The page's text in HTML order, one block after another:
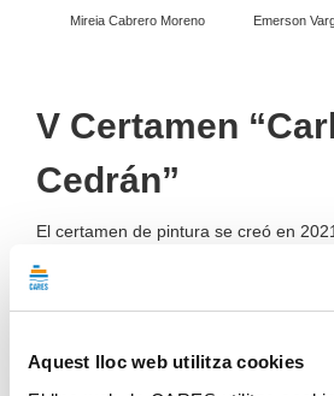
Aquest lloc web utilitza cookies
Mireia Cabrero Moreno Emerson
V Certamen
Cedrán”
El certamen de pintura se creó en
esta 5ª edición, las pinturas